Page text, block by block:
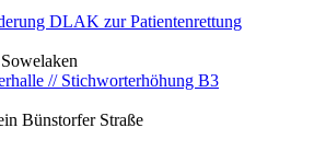
DLAK zur Patientenrettung
// Stichworterhöhung B3
Bünstorfer Straße